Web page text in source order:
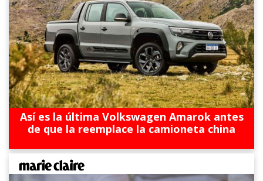
Así es la última Volkswagen Amarok antes
de que la reemplace la camioneta china